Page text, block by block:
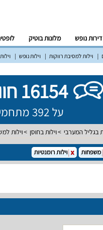
דירות נופש מלונות בוטיק
וילות למסיבת רווקות וילות נופש
16154 חוות דעת אמיתיות!
על 392 מתחמי אירוח שונים ברחבי הארץ
בגליל המערבי וילות בחוסן וילות
משפחות וילות רומנטיות